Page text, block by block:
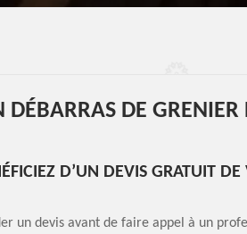
DÉBARRAS DE
D’UN DEVIS GRATUIT
un devis avant de faire appel à un